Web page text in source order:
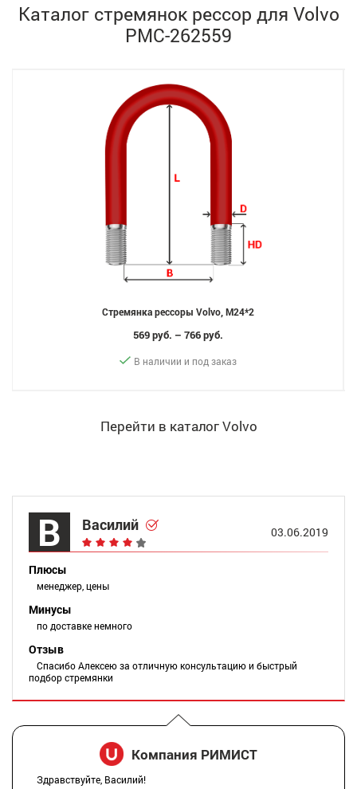
Каталог стремянок рессор для Volvo
РМС-262559
Стремянка рессоры Volvo, M24*2
569 руб. – 766 руб.
В наличии и под заказ
Перейти в каталог Volvo
В Василий 03.06.2019
Плюсы
менеджер, цены
Минусы
по доставке немного
Отзыв
Спасибо Алексею за отличную консультацию и быстрый
подбор стремянки
Компания РИМИСТ
Здравствуйте, Василий!